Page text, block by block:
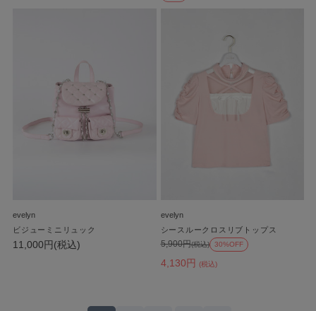
evelyn
ビジューミニリュック
11,000円(税込)
evelyn
シースルークロスリブトップス
4,130円 (税込)
5,900円(税込) 30%OFF